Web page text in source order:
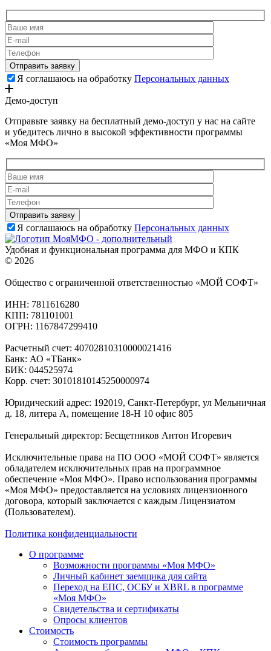
Я соглашаюсь на обработку Персональных данных
Демо-доступ
Отправьте заявку на бесплатный демо-доступ у нас на сайте
и убедитесь лично в высокой эффективности программы
«Моя МФО»
Я соглашаюсь на обработку Персональных данных
Удобная и функциональная программа для МФО и КПК
© 2026
Общество с ограниченной ответственностью «МОЙ СОФТ»
ИНН: 7811616280
КПП: 781101001
ОГРН: 1167847299410
Расчетный счет: 40702810310000021416
Банк: АО «ТБанк»
БИК: 044525974
Корр. счет: 30101810145250000974
Юридический адрес: 192019, Санкт-Петербург, ул Мельничная
д. 18, литера А, помещение 18-Н 10 офис 805
Генеральный директор: Бесщетников Антон Игоревич
Исключительные права на ПО ООО «МОЙ СОФТ» является
обладателем исключительных прав на программное
обеспечение «Моя МФО». Право использования программы
«Моя МФО» предоставляется на условиях лицензионного
договора, который заключается с каждым Лицензиатом
(Пользователем).
Политика конфиденциальности
О программе
Возможности программы «Моя МФО»
Личный кабинет заемщика для сайта
Переход на ЕПС, ОСБУ и XBRL в программе
«Моя МФО»
Свидетельства и сертификаты
Опросы клиентов
Стоимость
Стоимость программы